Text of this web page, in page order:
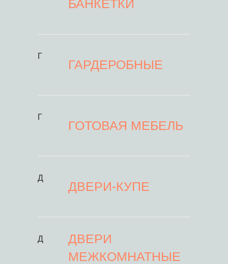
БАНКЕТКИ
Г
ГАРДЕРОБНЫЕ
Г
ГОТОВАЯ МЕБЕЛЬ
Д
ДВЕРИ-КУПЕ
Д
ДВЕРИ
МЕЖКОМНАТНЫЕ